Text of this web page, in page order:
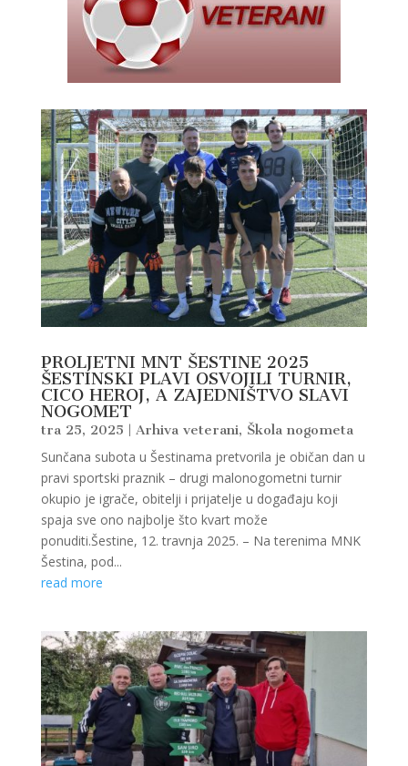
PROLJETNI MNT ŠESTINE 2025
ŠESTINSKI PLAVI OSVOJILI TURNIR,
CICO HEROJ, A ZAJEDNIŠTVO SLAVI
NOGOMET
tra 25, 2025 | Arhiva veterani, Škola nogometa
Sunčana subota u Šestinama pretvorila je običan dan u
pravi sportski praznik – drugi malonogometni turnir
okupio je igrače, obitelji i prijatelje u događaju koji
spaja sve ono najbolje što kvart može
ponuditi.Šestine, 12. travnja 2025. – Na terenima MNK
Šestina, pod...
read more